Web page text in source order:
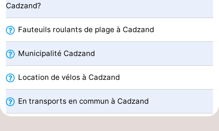
Faire
du
vélo
-
Randonnée
-
Équitation
-
Terrains
-
Cadzand?
Fauteuils roulants de plage à Cadzand
Municipalité Cadzand
Location de vélos à Cadzand
En transports en commun à Cadzand